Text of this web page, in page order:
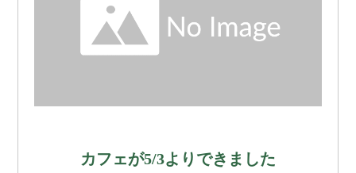
カフェが5/3よりできました